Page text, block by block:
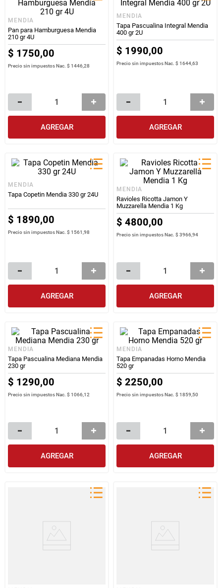
MENDIA
Pan para Hamburguesa Mendia
210 gr 4U
$ 1750,00
Precio sin impuestos Nac.$ 1446,28
AGREGAR
MENDIA
Tapa Pascualina Integral Mendia
400 gr 2U
$ 1990,00
Precio sin impuestos Nac.$ 1644,63
AGREGAR
MENDIA
Tapa Copetin Mendia 330 gr 24U
$ 1890,00
Precio sin impuestos Nac.$ 1561,98
AGREGAR
MENDIA
Ravioles Ricotta Jamon Y
Muzzarella Mendia 1 Kg
$ 4800,00
Precio sin impuestos Nac.$ 3966,94
AGREGAR
MENDIA
Tapa Pascualina Mediana Mendia
230 gr
$ 1290,00
Precio sin impuestos Nac.$ 1066,12
AGREGAR
MENDIA
Tapa Empanadas Horno Mendia
520 gr
$ 2250,00
Precio sin impuestos Nac.$ 1859,50
AGREGAR